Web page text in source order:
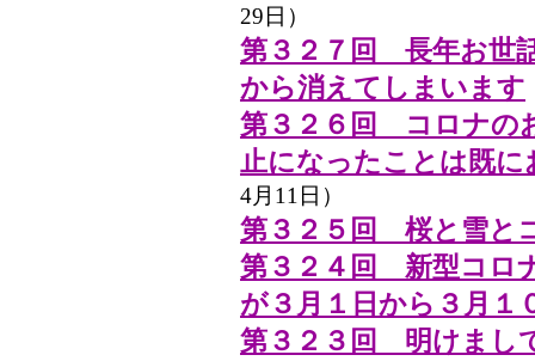
29日）
第３２７回 長年お世
から消えてしまいます
第３２６回 コロナの
止になったことは既
4月11日）
第３２５回 桜と雪と
第３２４回 新型コロ
が３月１日から３月１
第３２３回 明けまし